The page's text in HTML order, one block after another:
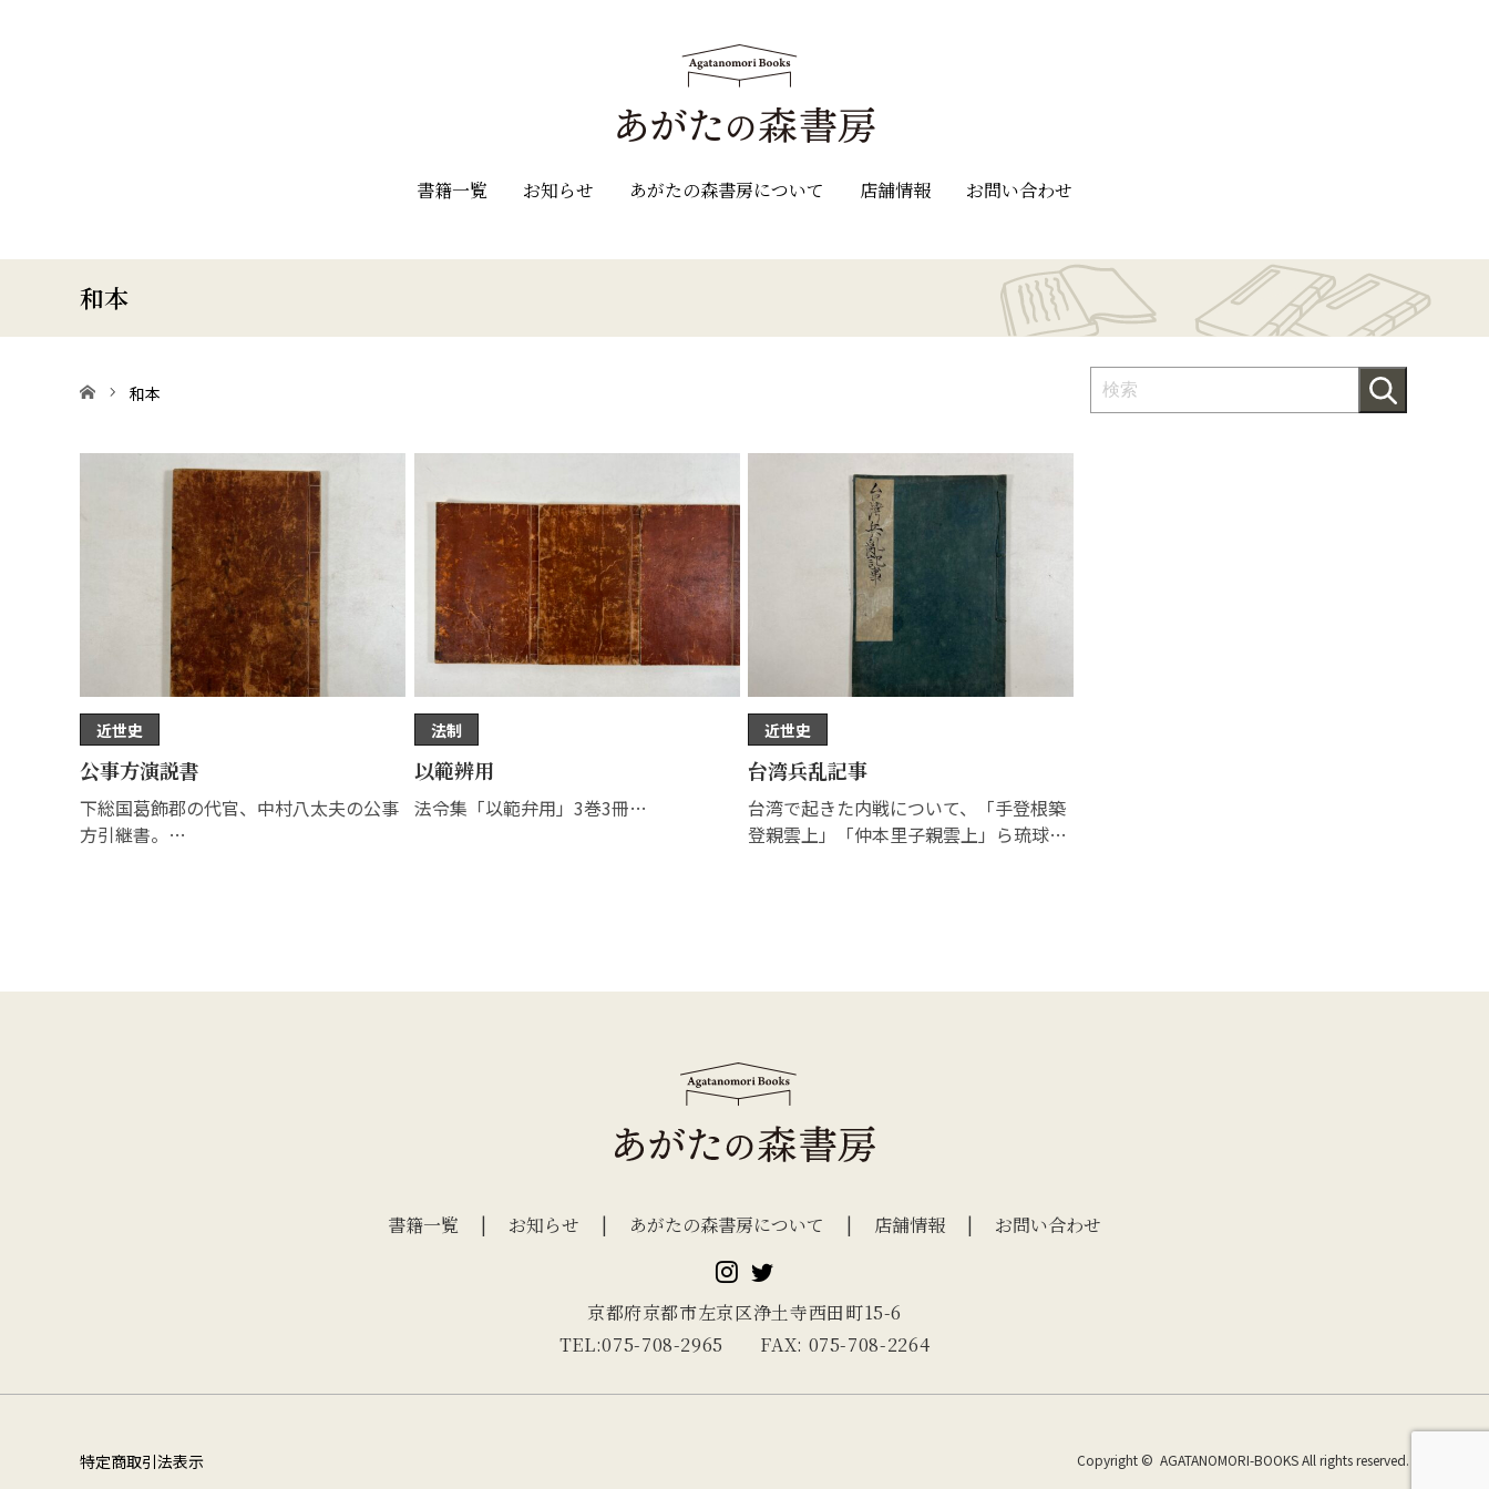
書籍一覧 お知らせ あがたの森書房について 店舗情報 お問い合わせ
和本
ホーム 和本
近世史
公事方演説書
下総国葛飾郡の代官、中村八太夫の公事
方引継書。…
法制
以範辨用
法令集「以範弁用」3巻3冊…
近世史
台湾兵乱記事
台湾で起きた内戦について、「手登根築
登親雲上」「仲本里子親雲上」ら琉球の
書籍一覧 お知らせ あがたの森書房について 店舗情報 お問い合わせ
京都府京都市左京区浄土寺西田町15-6
TEL:075-708-2965 FAX: 075-708-2264
特定商取引法表示 Copyright © AGATANOMORI-BOOKSAll rights reserved.